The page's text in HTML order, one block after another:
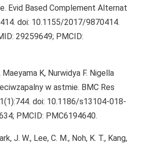
Evid Based Complement Alternat
doi: 10.1155/2017/9870414.
29259649; PMCID:
K, Nurwidya F. Nigella
w astmie. BMC Res
doi: 10.1186/s13104-018-
PMCID: PMC6194640.
J. W., Lee, C. M., Noh, K. T., Kang,